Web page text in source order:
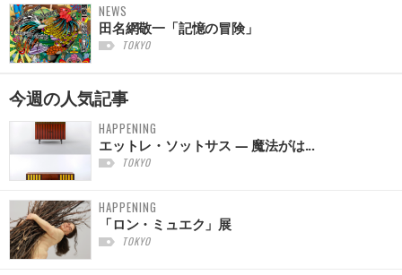
NEWS
田名網敬一「記憶の冒険」
TOKYO
今週の人気記事
HAPPENING
エットレ・ソットサス — 魔法がは...
TOKYO
HAPPENING
「ロン・ミュエク」展
TOKYO